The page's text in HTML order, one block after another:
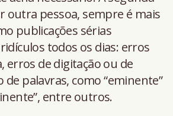
outra pessoa, sempre é mais
publicações sérias
todos os dias: erros
erros de digitação ou de
palavras, como “eminente”
entre outros.